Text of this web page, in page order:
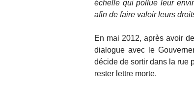
échelle qui pollue leur
afin de faire valoir leurs
En mai 2012, après avoir
dialogue avec le
décide de sortir dans la rue
rester lettre morte.